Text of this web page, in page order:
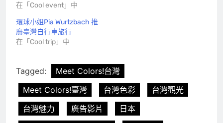
在「Cool event」中
環球小姐Pia Wurtzbach 推
廣臺灣自行車旅行
在「Cool trip」中
Tagged:
Meet Colors!台灣
Meet Colors!臺灣
台灣色彩
台灣觀光
台灣魅力
廣告影片
日本